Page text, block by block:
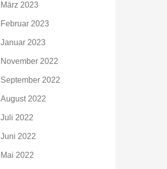
März 2023
Februar 2023
Januar 2023
November 2022
September 2022
August 2022
Juli 2022
Juni 2022
Mai 2022